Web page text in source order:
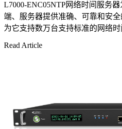
L7000-ENC05NTP网络时间服务
端、服务器提供准确、可靠和安
为它支持数万台支持标准的网络时
Read Article